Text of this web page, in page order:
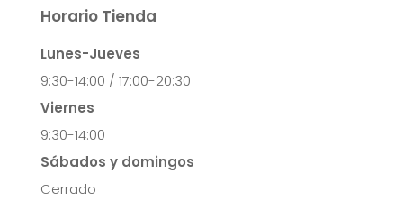
Horario Tienda
Lunes-Jueves
9:30-14:00 / 17:00-20:30
Viernes
9:30-14:00
Sábados y domingos
Cerrado